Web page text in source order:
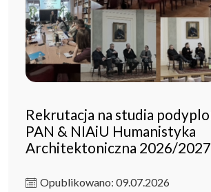
Rekrutacja na studia
PAN & NIAiU Humanistyka
Architektoniczna 2026/2027
Opublikowano: 09.07.2026